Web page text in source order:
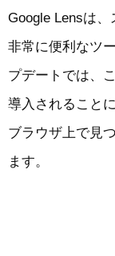
Google Lensは
非常に便利なツ
プデートでは、
導入されること
ブラウザ上で見
ます。